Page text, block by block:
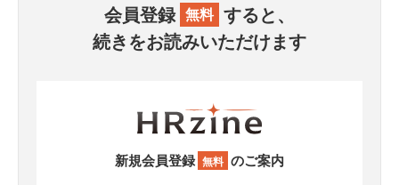
会員登録 無料 すると、
続きをお読みいただけます
新規会員登録 無料 のご案内